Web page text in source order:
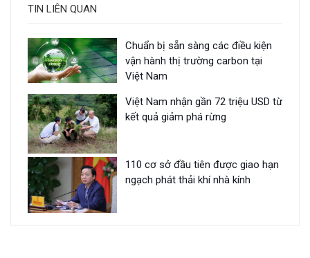
TIN LIÊN QUAN
Chuẩn bị sẵn sàng các điều kiện
vận hành thị trường carbon tại
Việt Nam
Việt Nam nhận gần 72 triệu USD từ
kết quả giảm phá rừng
110 cơ sở đầu tiên được giao hạn
ngạch phát thải khí nhà kính